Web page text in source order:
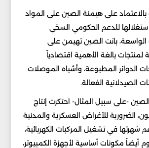
بالاعتماد على هيمنة الصين على المواد
للدعم الحكومي السخي
الواسعة، باتت الصين تهيمن على
لمنتجات بالغة الأهمية اقتصادياً
الدوائر المطبوعة، وأشباه الموصلات
الصيدلانية الفعالة.
-على سبيل المثال- احتكرت إنتاج
الضرورية للأغراض العسكرية والمدنية
في تشغيل المركبات الكهربائية،
أيضاً مكونات أساسية لأجهزة الكمبيوتر،